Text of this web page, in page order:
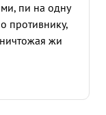
пи на одну
противнику,
жи